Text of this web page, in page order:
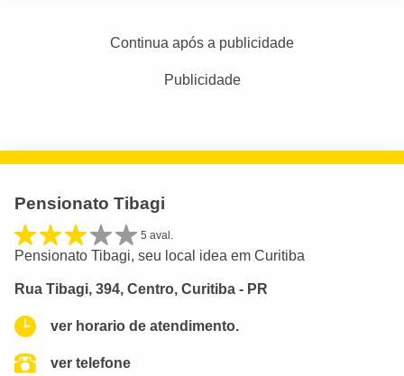
Continua após a publicidade
Publicidade
Pensionato Tibagi
5 aval.
Pensionato Tibagi, seu local idea em Curitiba
Rua Tibagi, 394, Centro, Curitiba - PR
ver horario de atendimento.
ver telefone